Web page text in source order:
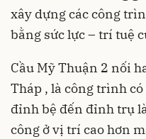
xây dựng các công
bằng sức lực – trí tuệ
Cầu Mỹ Thuận 2 nối
Tháp , là công trình
đỉnh bệ đến đỉnh trụ
công ở vị trí cao hơn